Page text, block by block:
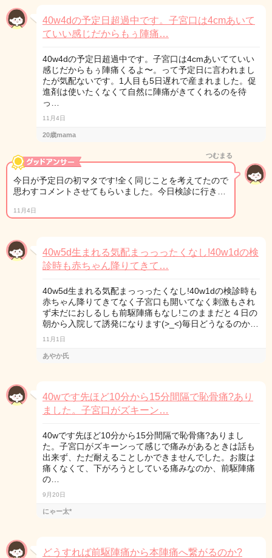
40w4dの予定日超過中です。子宮口は4cmあいて
ていい感じだからもぅ陣痛…
40w4dの予定日超過中です。子宮口は4cmあいてていい
感じだからもぅ陣痛くるよ〜。って予定日に言われまし
たが気配ないです。1人目も5日遅れで産まれました。促
進剤は使いたくなくて自然に陣痛がきてくれるのを待
っ…
11月4日
20歳mama
つむまる
今日が予定日の初マタです!全く同じことを考えてたので
思わすコメントさせてもらいました。今日検診に行き…
11月4日
40w5d生まれる気配まっっったくなし!40w1dの検
診時も赤ちゃん降りてきて…
40w5d生まれる気配まっっったくなし!40w1dの検診時も
赤ちゃん降りてきてなく子宮口も開いてなく刺激もされ
ず未だにおしるしも前駆陣痛もなし!このままだと４日の
朝から入院して誘発になります(>_<)毎日どうなるのか…
11月1日
あやか氏
40wです先ほど10分から15分間隔で恥骨痛?あり
ました。子宮口がズキーン…
40wです先ほど10分から15分間隔で恥骨痛?ありまし
た。子宮口がズキーンって感じで痛みがあるときは話も
出来ず、ただ耐えることしかできませんでした。お腹は
痛くなくて、下がろうとしている痛みなのか、前駆陣痛
の…
9月20日
にゃー太*
どうすれば前駆陣痛から本陣痛へ繋がるのか?